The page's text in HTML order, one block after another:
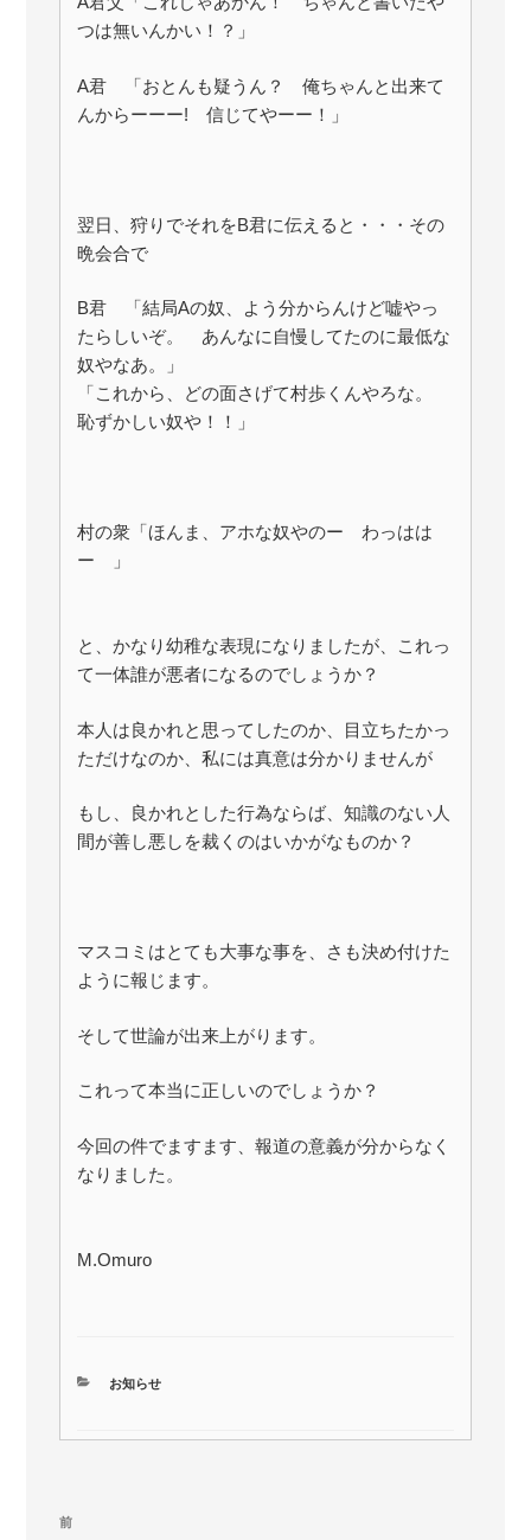
つは無いんかい！？」
A君 「おとんも疑うん？ 俺ちゃんと出来て
んからーーー! 信じてやーー！」
翌日、狩りでそれをB君に伝えると・・・その
晩会合で
B君 「結局Aの奴、よう分からんけど嘘やっ
たらしいぞ。 あんなに自慢してたのに最低な
奴やなあ。」
「これから、どの面さげて村歩くんやろな。
恥ずかしい奴や！！」
村の衆「ほんま、アホな奴やのー わっはは
ー 」
と、かなり幼稚な表現になりましたが、これっ
て一体誰が悪者になるのでしょうか？
本人は良かれと思ってしたのか、目立ちたかっ
ただけなのか、私には真意は分かりませんが
もし、良かれとした行為ならば、知識のない人
間が善し悪しを裁くのはいかがなものか？
マスコミはとても大事な事を、さも決め付けた
ように報じます。
そして世論が出来上がります。
これって本当に正しいのでしょうか？
今回の件でますます、報道の意義が分からなく
なりました。
M.Omuro
カ
お知らせ
投
前
前